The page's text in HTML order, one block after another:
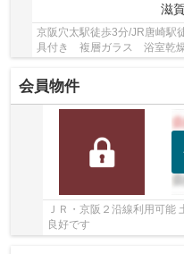
滋
京阪穴太駅徒歩3分/JR唐崎
具付き 複層ガラス 浴室乾
6帖以上 空家につき即引き渡
会員物件
ＪＲ・京阪２沿線利用可
良好です